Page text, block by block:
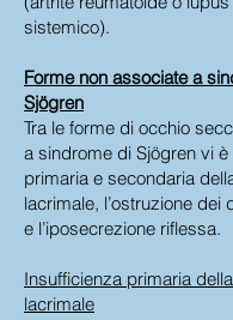
sistemico).
Forme non associate a
Sjögren
Tra le forme di occhio
a sindrome di Sjögren vi è
primaria e secondaria
lacrimale, l’ostruzione dei
e l’iposecrezione riflessa.
Insufficienza primaria
lacrimale